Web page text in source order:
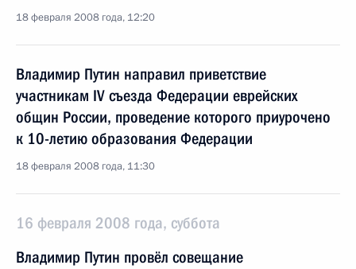
18 февраля 2008 года, 12:20
Владимир Путин направил приветствие
участникам IV съезда Федерации еврейских
общин России, проведение которого приурочено
к 10-летию образования Федерации
18 февраля 2008 года, 11:30
16 февраля 2008 года, суббота
Владимир Путин провёл совещание